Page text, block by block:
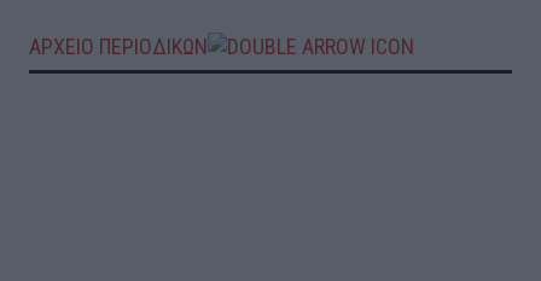
ΑΡΧΕΙΟ ΠΕΡΙΟΔΙΚΩΝ